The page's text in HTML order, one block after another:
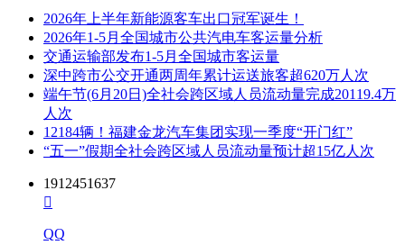
2026年上半年新能源客车出口冠军诞生！
2026年1-5月全国城市公共汽电车客运量分析
交通运输部发布1-5月全国城市客运量
深中跨市公交开通两周年累计运送旅客超620万人次
端午节(6月20日)全社会跨区域人员流动量完成20119.4万
人次
12184辆！福建金龙汽车集团实现一季度“开门红”
“五一”假期全社会跨区域人员流动量预计超15亿人次
1912451637

QQ